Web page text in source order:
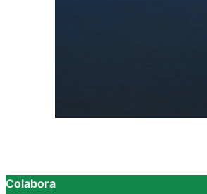
Colabora